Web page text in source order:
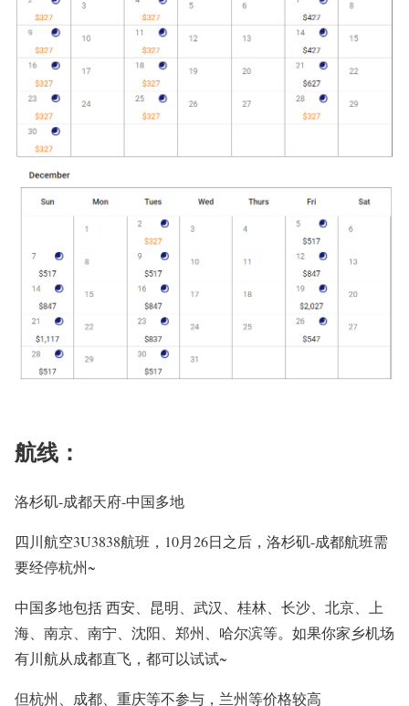
航线：
洛杉矶-成都天府-中国多地
四川航空3U3838航班，10月26日之后，洛杉矶-成都航班需
要经停杭州~
中国多地包括 西安、昆明、武汉、桂林、长沙、北京、上
海、南京、南宁、沈阳、郑州、哈尔滨等。如果你家乡机场
有川航从成都直飞，都可以试试~
但杭州、成都、重庆等不参与，兰州等价格较高